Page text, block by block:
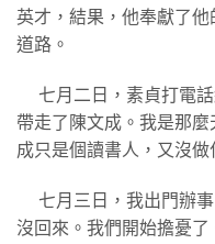
英才，結果，他奉獻了
道路。
七月二日，素貞打電話
帶走了陳文成。我是那
成只是個讀書人，又沒
七月三日，我出門辦事
沒回來。我們開始擔憂了